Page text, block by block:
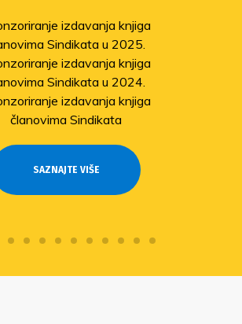
izdavanja knjiga
Sindikata u 2025.
izdavanja knjiga
Sindikata u 2024.
izdavanja knjiga
članovima Sindikata
SAZNAJTE VIŠE